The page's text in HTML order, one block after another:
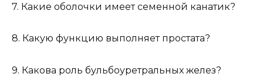
7. Какие оболочки имеет семенной канатик?
8. Какую функцию выполняет простата?
9. Какова роль бульбоуретральных желез?